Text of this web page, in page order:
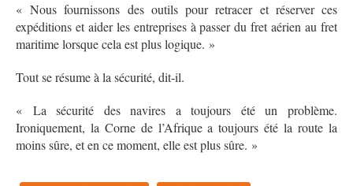
« Nous fournissons des outils pour retracer et réserver ces
expéditions et aider les entreprises à passer du fret aérien au fret
maritime lorsque cela est plus logique. »
Tout se résume à la sécurité, dit-il.
« La sécurité des navires a toujours été un problème.
Ironiquement, la Corne de l’Afrique a toujours été la route la
moins sûre, et en ce moment, elle est plus sûre. »